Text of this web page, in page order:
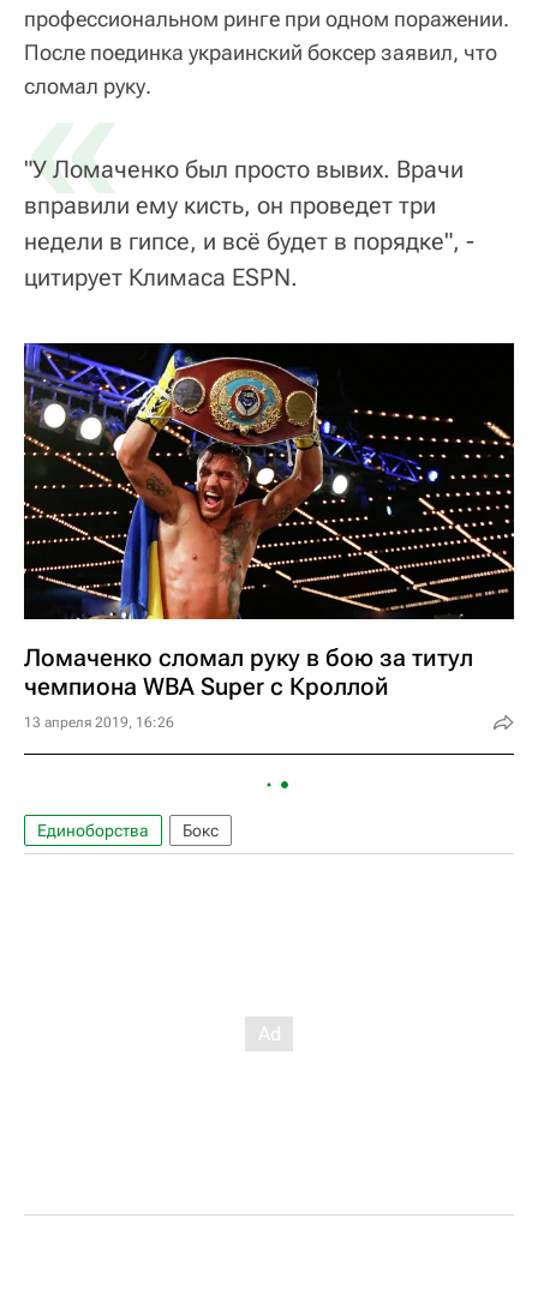
профессиональном ринге при одном поражении.
После поединка украинский боксер заявил, что
сломал руку.
«
"У Ломаченко был просто вывих. Врачи
вправили ему кисть, он проведет три
недели в гипсе, и всё будет в порядке", -
цитирует Климаса ESPN.
Ломаченко сломал руку в бою за титул
чемпиона WBA Super с Кроллой
13 апреля 2019, 16:26
Единоборства Бокс